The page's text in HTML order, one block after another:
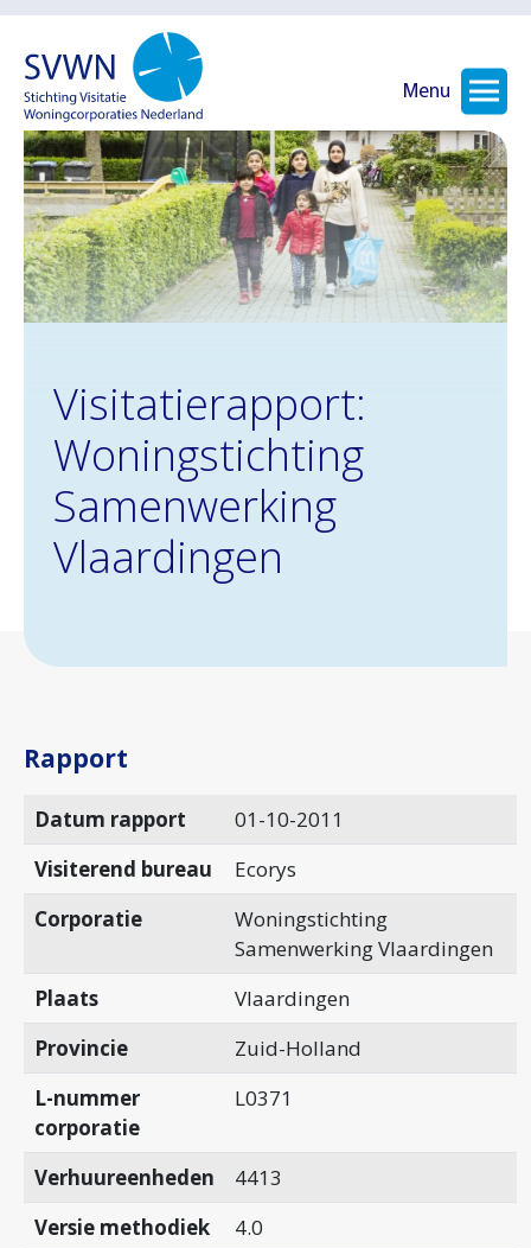
Menu
Visitatierapport:
Woningstichting
Samenwerking
Vlaardingen
Rapport
Datum rapport
01-10-2011
Visiterend bureau
Ecorys
Corporatie
Woningstichting
Samenwerking Vlaardingen
Plaats
Vlaardingen
Provincie
Zuid-Holland
L-nummer
corporatie
L0371
Verhuureenheden
4413
Versie methodiek
4.0